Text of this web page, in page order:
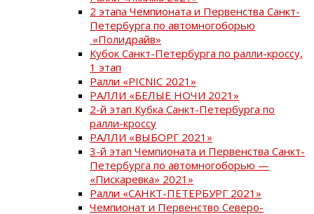
2 этапа Чемпионата и Первенства Санкт-
Петербурга по автомногоборью
«Полидрайв»
Кубок Санкт-Петербурга по ралли-кроссу,
1 этап
Ралли «PICNIC 2021»
РАЛЛИ «БЕЛЫЕ НОЧИ 2021»
2-й этап Кубка Санкт-Петербурга по
ралли-кроссу
РАЛЛИ «ВЫБОРГ 2021»
3-й этап Чемпионата и Первенства Санкт-
Петербурга по автомногоборью —
«Пискаревка» 2021»
Ралли «САНКТ-ПЕТЕРБУРГ 2021»
Чемпионат и Первенство Северо-